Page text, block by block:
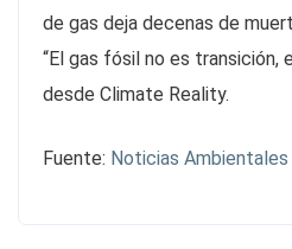
de gas deja decenas de
“El gas fósil no es transición,
desde Climate Reality.
Fuente: Noticias Ambientales